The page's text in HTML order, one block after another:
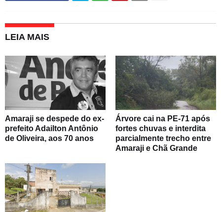
LEIA MAIS
Amaraji se despede do ex-
prefeito Adailton Antônio
de Oliveira, aos 70 anos
Árvore cai na PE-71 após
fortes chuvas e interdita
parcialmente trecho entre
Amaraji e Chã Grande